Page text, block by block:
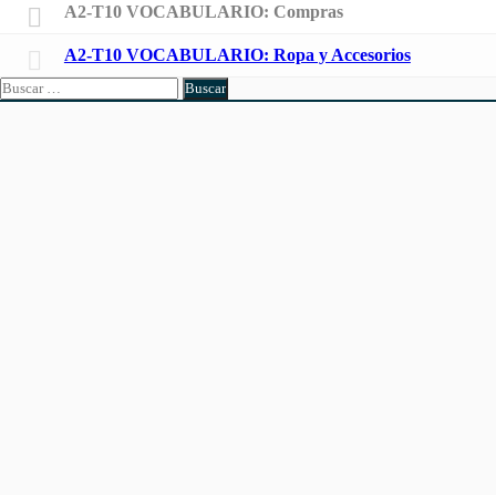
A2-T10 VOCABULARIO: Compras
A2-T10 VOCABULARIO: Ropa y Accesorios
Buscar: